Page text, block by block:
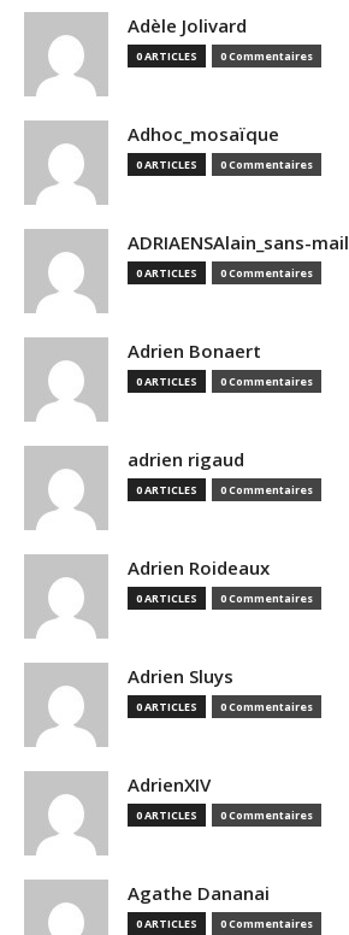
Adèle Jolivard
0 ARTICLES 0 Commentaires
Adhoc_mosaïque
0 ARTICLES 0 Commentaires
ADRIAENSAlain_sans-mail
0 ARTICLES 0 Commentaires
Adrien Bonaert
0 ARTICLES 0 Commentaires
adrien rigaud
0 ARTICLES 0 Commentaires
Adrien Roideaux
0 ARTICLES 0 Commentaires
Adrien Sluys
0 ARTICLES 0 Commentaires
AdrienXIV
0 ARTICLES 0 Commentaires
Agathe Dananai
0 ARTICLES 0 Commentaires